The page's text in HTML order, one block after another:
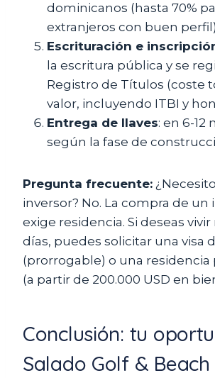
dominicanos (hasta 70%
extranjeros con buen
Escrituración e
la escritura pública y se
Registro de Títulos (coste
valor, incluyendo ITBI y
Entrega de llaves: en 6-12
según la fase de
Pregunta frecuente:
inversor? No. La compra de
exige residencia. Si deseas vivir
días, puedes solicitar una visa
(prorrogable) o una residencia
(a partir de 200.000 USD en
Conclusión: tu
Salado Golf & Beach